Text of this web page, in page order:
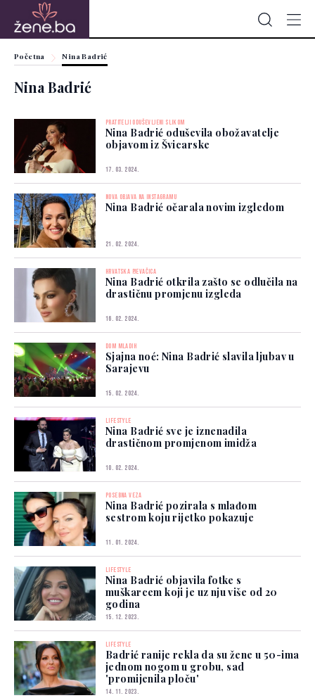
Početna Nina Badrić
Nina Badrić
PRATITELJI ODUŠEVLJENI SLIKOM
Nina Badrić oduševila obožavatelje
objavom iz Švicarske
17. 03. 2024.
NOVA OBJAVA NA INSTAGRAMU
Nina Badrić očarala novim izgledom
21. 02. 2024.
HRVATSKA PJEVAČICA
Nina Badrić otkrila zašto se odlučila na
drastičnu promjenu izgleda
16. 02. 2024.
DOM MLADIH
Sjajna noć: Nina Badrić slavila ljubav u
Sarajevu
15. 02. 2024.
LIFESTYLE
Nina Badrić sve je iznenadila
drastičnom promjenom imidža
10. 02. 2024.
POSEBNA VEZA
Nina Badrić pozirala s mlađom
sestrom koju rijetko pokazuje
11. 01. 2024.
LIFESTYLE
Nina Badrić objavila fotke s
muškarcem koji je uz nju više od 20
godina
15. 12. 2023.
LIFESTYLE
Badrić ranije rekla da su žene u 50-ima
jednom nogom u grobu, sad
'promijenila ploču'
14. 11. 2023.